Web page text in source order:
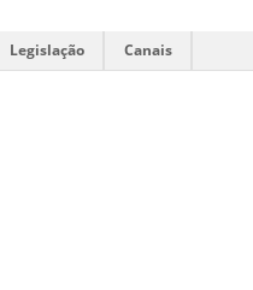
Legislação Canais